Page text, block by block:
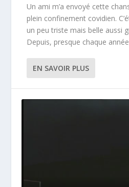
Un ami m’a envoyé cette
plein confinement covidien.
un peu triste mais belle aussi
Depuis, presque chaque
EN SAVOIR PLUS